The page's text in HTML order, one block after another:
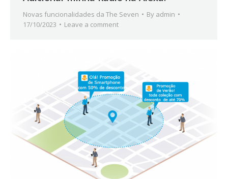
Novas funcionalidades da The Seven By admin
17/10/2023
Leave a comment